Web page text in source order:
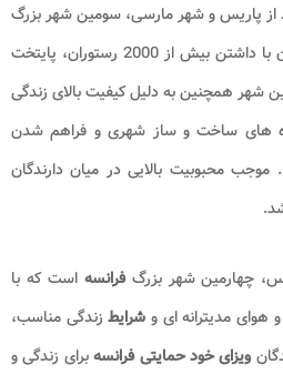
از پاریس و شهر مارسی، سومین شهر بزرگ
می باشد. شهر لیون با داشتن بیش از 2000 رستوران، پایتخت
همچنین به دلیل کیفیت بالای زندگی
های ساخت و ساز شهری و فراهم شدن
محبوبیت بالایی در میان دارندگان
چهارمین شهر بزرگفرانسه است که با
هوای مدیترانه ای و شرایطزندگی مناسب،
ویزای خود حمایتی فرانسهبرای زندگی و